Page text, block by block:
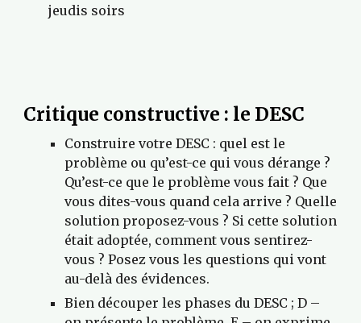
jeudis soirs
Critique constructive : le DESC
Construire votre DESC : quel est le
problème ou qu’est-ce qui vous dérange ?
Qu’est-ce que le problème vous fait ? Que
vous dites-vous quand cela arrive ? Quelle
solution proposez-vous ? Si cette solution
était adoptée, comment vous sentirez-
vous ? Posez vous les questions qui vont
au-delà des évidences.
Bien découper les phases du DESC ; D –